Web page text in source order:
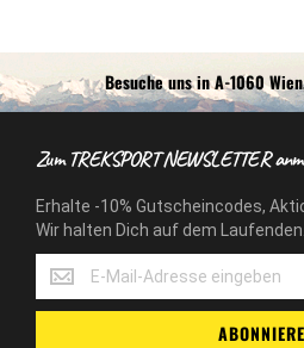
Besuche uns in A-1060
Zum TREKSPORT NEWSLETTER
Erhalte -10% Gutscheincodes,
Wir halten Dich auf dem Laufenden.
Erhalte
-10%
Gutscheincodes,